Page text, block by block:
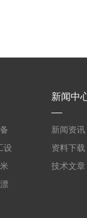
设
新闻中
新闻资讯
资料下载
技术文章